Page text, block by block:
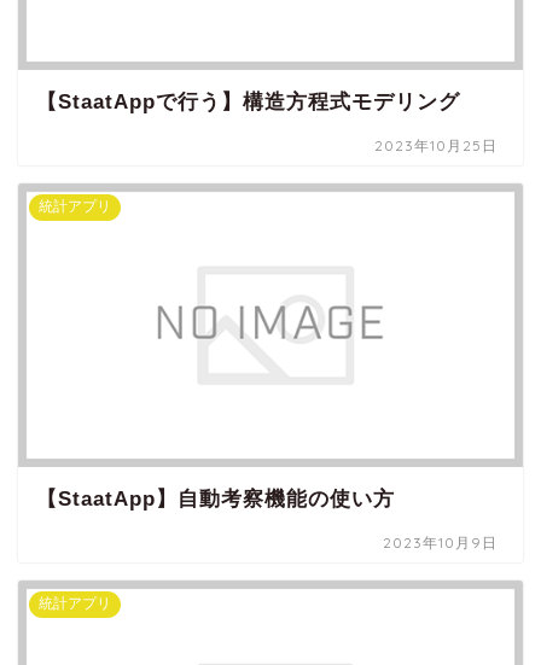
【StaatAppで行う】構造方程式モデリング
2023年10月25日
統計アプリ
【StaatApp】自動考察機能の使い方
2023年10月9日
統計アプリ